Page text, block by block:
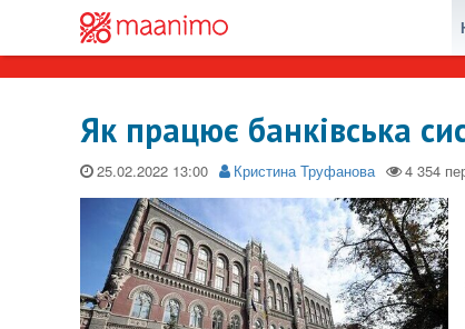
Як працює банківська
25.02.2022 Кристина Труфанова